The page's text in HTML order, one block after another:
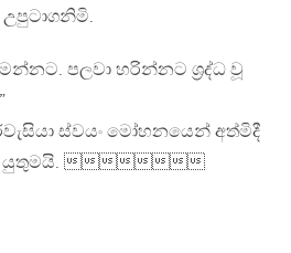
පලවා හරින්නට ශ්‍රද්ධ වූ
ස්වයං මෝහනයෙන් අත්මිදී
අවදි විය යුතුමයි.